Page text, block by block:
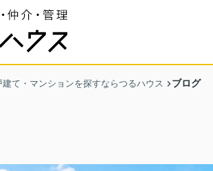
て・マンションを探すならつるハウス ブログ